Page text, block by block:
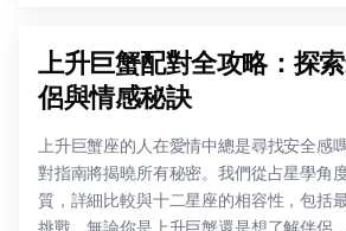
上升巨蟹配對全攻略：探
侶與情感秘訣
上升巨蟹座的人在愛情中總是尋找安全感
對指南將揭曉所有秘密。我們從占星學角
質，詳細比較與十二星座的相容性，包括